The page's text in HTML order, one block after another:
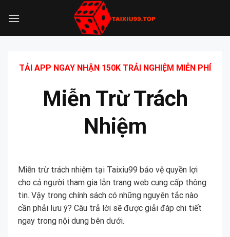
qua
TẢI APP NGAY NHẬN 150K TRẢI NGHIỆM MIỄN PHÍ
Miễn Trừ Trách
Nhiệm
Miễn trừ trách nhiệm tại Taixiu99 bảo vệ quyền lợi
cho cả người tham gia lẫn trang web cung cấp thông
tin. Vậy trong chính sách có những nguyên tắc nào
cần phải lưu ý? Câu trả lời sẽ được giải đáp chi tiết
ngay trong nội dung bên dưới.